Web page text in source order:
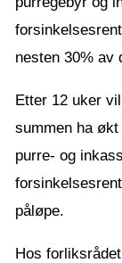
nesten 30% av
Etter 12 uker
summen ha
purre- og
påløpe.
Hos